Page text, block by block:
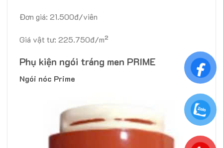
Đơn giá: 21.500đ/viên
Giá vật tư: 225.750đ/m²
Phụ kiện ngói tráng men PRIME
Ngói nóc Prime